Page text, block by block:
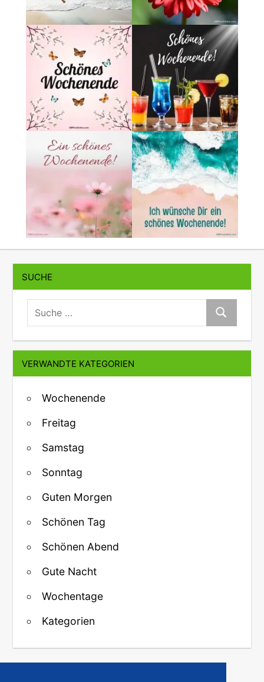
SUCHE
suche:
Suche
VERWANDTE KATEGORIEN
Wochenende
Freitag
Samstag
Sonntag
Guten Morgen
Schönen Tag
Schönen Abend
Gute Nacht
Wochentage
Kategorien
↑ Zurück zum Anfang